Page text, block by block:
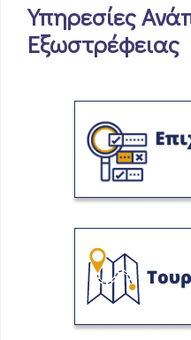
Υπηρεσίες
Εξωστρέφειας